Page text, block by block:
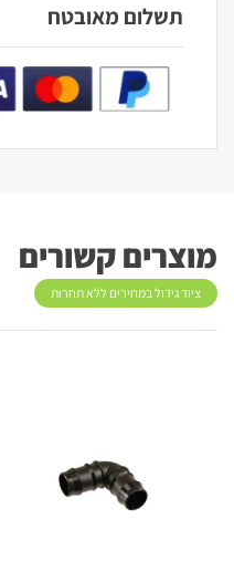
תשלום מאובטח
מוצרים קשורים
ציוד גידול במחירים ללא תחרות